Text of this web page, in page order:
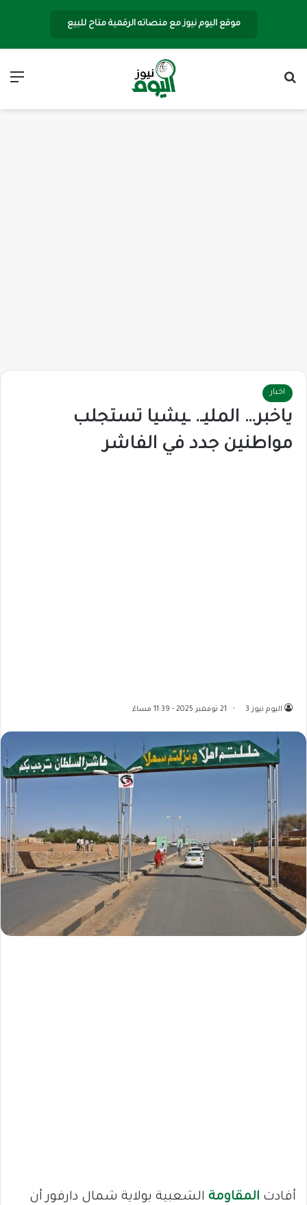
موقع اليوم نيوز مع منصاته الرقمية متاح للبيع
اخبار
ياخبر… المليـ. ـيشيا تستجلب
مواطنين جدد في الفاشر
اليوم نيوز 3 21 نوفمبر 2025 - 11:39 مساءً
أفادت المقاومة الشعبية بولاية شمال دارفور أن